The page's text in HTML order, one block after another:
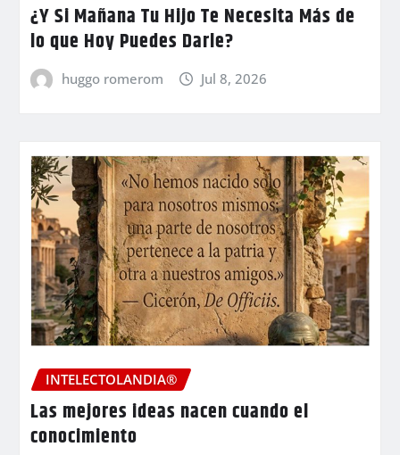
¿Y Si Mañana Tu Hijo Te Necesita Más de
lo que Hoy Puedes Darle?
huggo romerom Jul 8, 2026
INTELECTOLANDIA®
Las mejores ideas nacen cuando el
conocimiento